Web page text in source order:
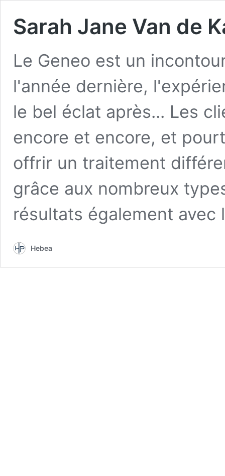
Sarah Jane Van de
Le Geneo est un
l'année dernière,
le bel éclat après... Les
encore et encore, et
offrir un traitement
grâce aux nombreux
résultats également avec
Hebea